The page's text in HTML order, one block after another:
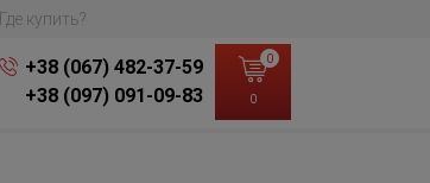
Где купить?
+38 (067) 482-37-59
+38 (097) 091-09-83
0
0